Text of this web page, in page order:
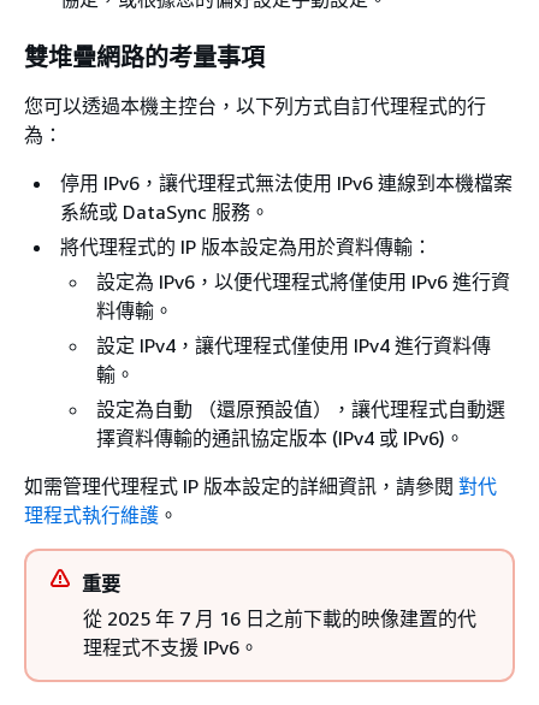
雙堆疊網路的考量事項
您可以透過本機主控台，以下列方式自訂代理程式的行
為：
停用 IPv6，讓代理程式無法使用 IPv6 連線到本機檔案
系統或 DataSync 服務。
將代理程式的 IP 版本設定為用於資料傳輸：
設定為 IPv6，以便代理程式將僅使用 IPv6 進行資
料傳輸。
設定 IPv4，讓代理程式僅使用 IPv4 進行資料傳
輸。
設定為自動 （還原預設值），讓代理程式自動選
擇資料傳輸的通訊協定版本 (IPv4 或 IPv6)。
如需管理代理程式 IP 版本設定的詳細資訊，請參閱 對代
理程式執行維護 。
重要
從 2025 年 7 月 16 日之前下載的映像建置的代
理程式不支援 IPv6。